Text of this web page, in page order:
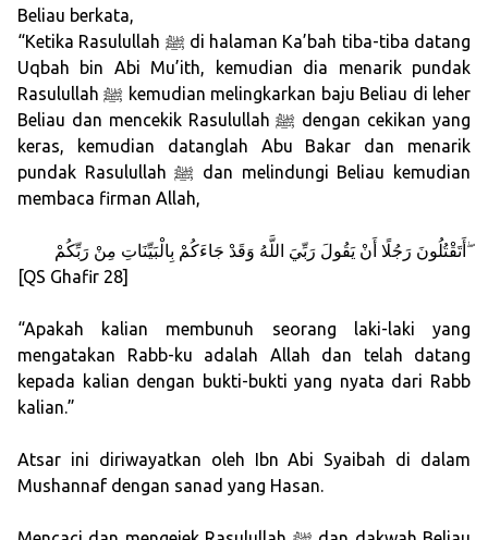
Beliau berkata,
“Ketika Rasulullah ﷺ di halaman Ka’bah tiba-tiba datang
Uqbah bin Abi Mu’ith, kemudian dia menarik pundak
Rasulullah ﷺ kemudian melingkarkan baju Beliau di leher
Beliau dan mencekik Rasulullah ﷺ dengan cekikan yang
keras, kemudian datanglah Abu Bakar dan menarik
pundak Rasulullah ﷺ dan melindungi Beliau kemudian
membaca firman Allah,
أَتَقْتُلُونَ رَجُلًا أَنْ يَقُولَ رَبِّيَ اللَّهُ وَقَدْ جَاءَكُمْ بِالْبَيِّنَاتِ مِنْ رَبِّكُمْ ۖ
[QS Ghafir 28]
“Apakah kalian membunuh seorang laki-laki yang
mengatakan Rabb-ku adalah Allah dan telah datang
kepada kalian dengan bukti-bukti yang nyata dari Rabb
kalian.”
Atsar ini diriwayatkan oleh Ibn Abi Syaibah di dalam
Mushannaf dengan sanad yang Hasan.